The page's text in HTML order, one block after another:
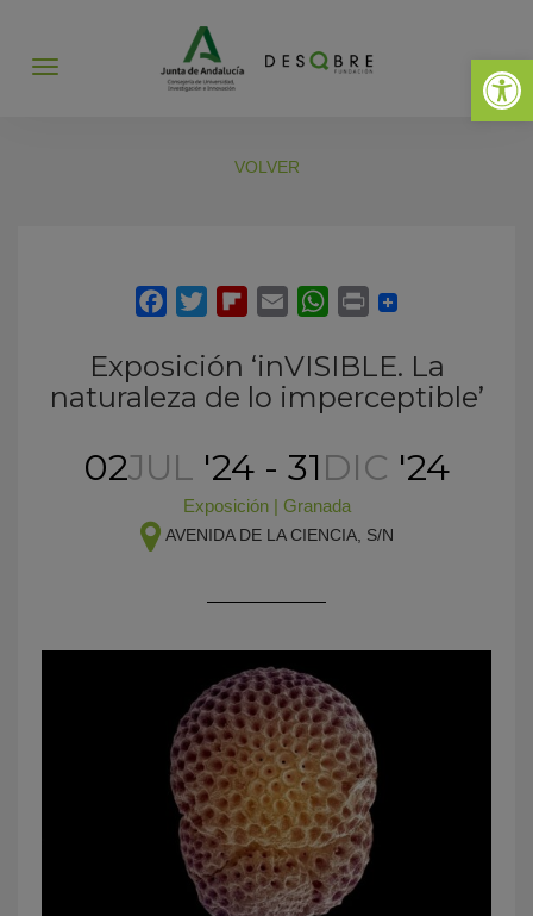
Abrir
Abrir
VOLVER
Exposición ‘inVISIBLE. La
naturaleza de lo imperceptible’
02JUL '24 - 31DIC '24
Exposición| Granada
AVENIDA DE LA CIENCIA, S/N